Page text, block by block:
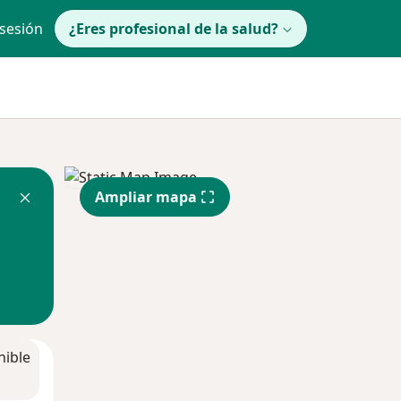
¿Eres profesional de la salud?
Ampliar mapa